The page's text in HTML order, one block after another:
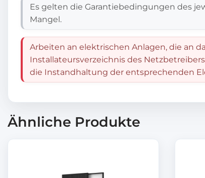
Es gelten die Garantiebedingungen des
Mangel.
Arbeiten an elektrischen Anlagen, die an
Installateursverzeichnis des
die Instandhaltung der entsprechenden
Ähnliche Produkte